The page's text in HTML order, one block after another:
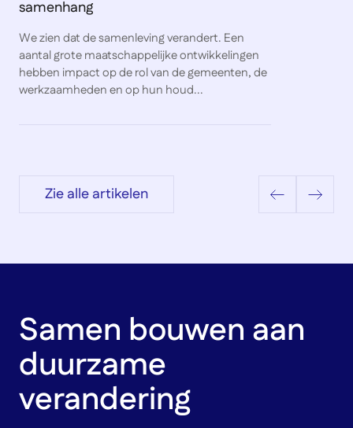
samenhang
We zien dat de samenleving verandert. Een
aantal grote maatschappelijke ontwikkelingen
hebben impact op de rol van de gemeenten, de
werkzaamheden en op hun houd...
Zie alle artikelen
Samen bouwen aan
duurzame
verandering